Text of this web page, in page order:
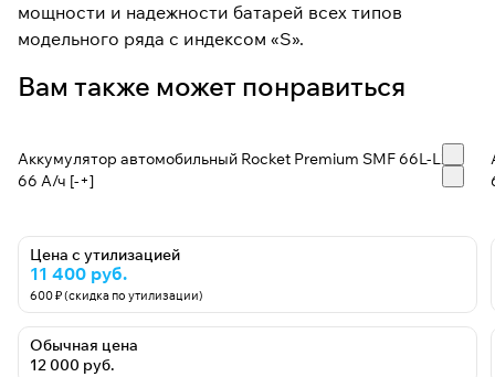
мощности и надежности батарей всех типов
модельного ряда с индексом «S».
Вам также может понравиться
Аккумулятор автомобильный Rocket Premium SMF 66L-L2 -
66 А/ч [-+]
Цена с утилизацией
11 400 руб.
600 ₽ (скидка по утилизации)
Обычная цена
12 000 руб.